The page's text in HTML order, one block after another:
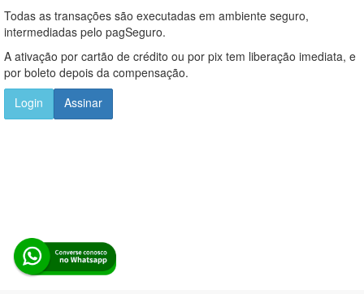
Todas as transações são executadas em ambiente seguro,
intermediadas pelo pagSeguro.
A ativação por cartão de crédito ou por pix tem liberação imediata, e
por boleto depois da compensação.
Login
Assinar